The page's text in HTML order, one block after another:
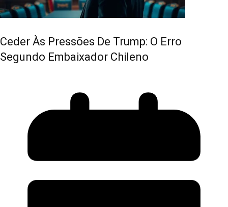
Ceder Às Pressões De Trump: O Erro
Segundo Embaixador Chileno